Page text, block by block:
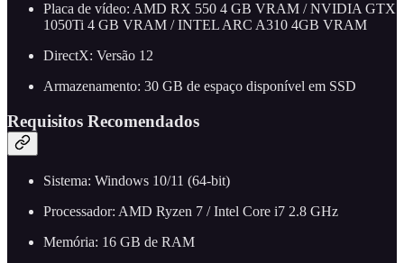
Placa de vídeo: AMD RX 550 4 GB VRAM / NVIDIA GTX
1050Ti 4 GB VRAM / INTEL ARC A310 4GB VRAM
DirectX: Versão 12
Armazenamento: 30 GB de espaço disponível em SSD
Requisitos Recomendados
Sistema: Windows 10/11 (64-bit)
Processador: AMD Ryzen 7 / Intel Core i7 2.8 GHz
Memória: 16 GB de RAM